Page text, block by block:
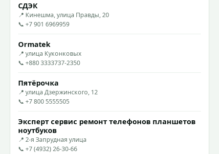
СДЭК
📍 Кинешма, улица Правды, 20
📞 +7 901 6969959
Ormatek
📍 улица Куконковых
📞 +880 3333737-2350
Пятёрочка
📍 улица Дзержинского, 12
📞 +7 800 5555505
Эксперт сервис ремонт телефонов планшетов
ноутбуков
📍 2-я Запрудная улица
📞 +7 (4932) 26-30-66